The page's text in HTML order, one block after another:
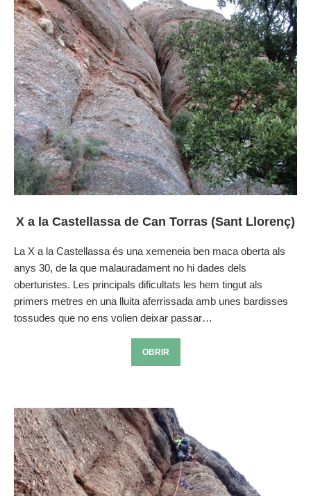
X a la Castellassa de Can Torras (Sant Llorenç)
La X a la Castellassa és una xemeneia ben maca oberta als
anys 30, de la que malauradament no hi dades dels
oberturistes. Les principals dificultats les hem tingut als
primers metres en una lluita aferrissada amb unes bardisses
tossudes que no ens volien deixar passar…
OBRIR